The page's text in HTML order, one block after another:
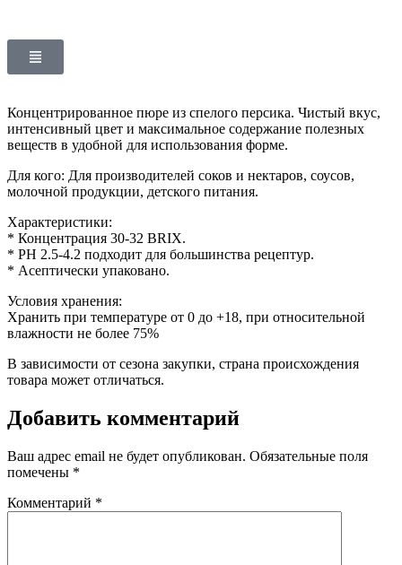
Концентрированное пюре из спелого персика. Чистый вкус,
интенсивный цвет и максимальное содержание полезных
веществ в удобной для использования форме.
Для кого: Для производителей соков и нектаров, соусов,
молочной продукции, детского питания.
Характеристики:
* Концентрация 30-32 BRIX.
* PH 2.5-4.2 подходит для большинства рецептур.
* Асептически упаковано.
Условия хранения:
Хранить при температуре от 0 до +18, при относительной
влажности не более 75%
В зависимости от сезона закупки, страна происхождения
товара может отличаться.
Добавить комментарий
Ваш адрес email не будет опубликован. Обязательные поля
помечены *
Комментарий *